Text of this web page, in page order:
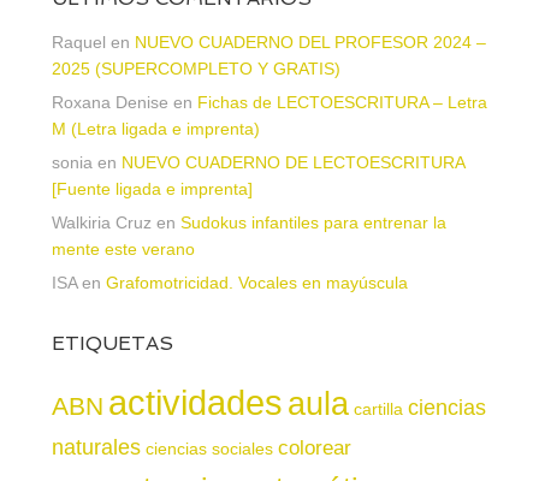
Raquel en NUEVO CUADERNO DEL PROFESOR 2024 –
2025 (SUPERCOMPLETO Y GRATIS)
Roxana Denise en Fichas de LECTOESCRITURA – Letra
M (Letra ligada e imprenta)
soniaen NUEVO CUADERNO DE LECTOESCRITURA
[Fuente ligada e imprenta]
Walkiria Cruzen Sudokus infantiles para entrenar la
mente este verano
ISAen Grafomotricidad. Vocales en mayúscula
ETIQUETAS
ABN actividadesaula cartilla ciencias
naturales ciencias sociales colorear